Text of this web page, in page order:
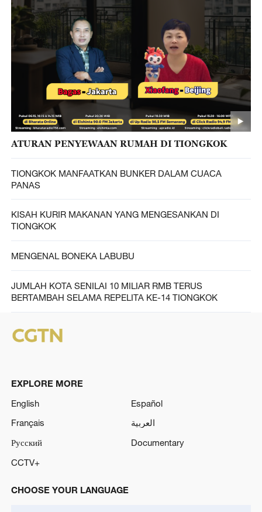
ATURAN PENYEWAAN RUMAH DI TIONGKOK
TIONGKOK MANFAATKAN BUNKER DALAM CUACA
PANAS
KISAH KURIR MAKANAN YANG MENGESANKAN DI
TIONGKOK
MENGENAL BONEKA LABUBU
JUMLAH KOTA SENILAI 10 MILIAR RMB TERUS
BERTAMBAH SELAMA REPELITA KE-14 TIONGKOK
EXPLORE MORE
English
Español
Français
العربية
Русский
Documentary
CCTV+
CHOOSE YOUR LANGUAGE